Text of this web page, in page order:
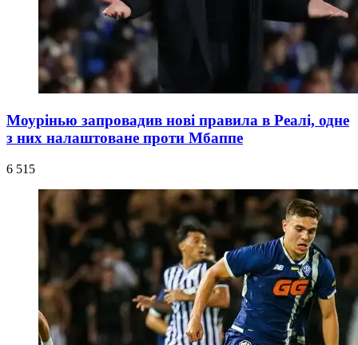
Моурінью запровадив нові правила в Реалі, одне
з них налаштоване проти Мбаппе
6 515